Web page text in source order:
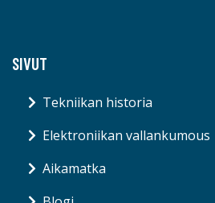
SIVUT
Tekniikan historia
Elektroniikan vallankumous
Aikamatka